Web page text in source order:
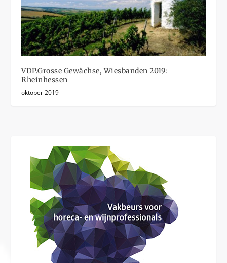
VDP.Grosse Gewächse, Wiesbanden 2019:
Rheinhessen
oktober 2019